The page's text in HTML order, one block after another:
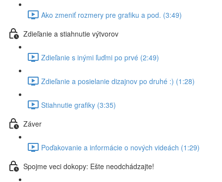
Ako zmeniť rozmery pre grafiku a pod. (3:49)
Zdieľanie a stiahnutie výtvorov
Zdieľanie s inými ľuďmi po prvé (2:49)
Zdieľanie a posielanie dizajnov po druhé :) (1:28)
Stiahnutie grafiky (3:35)
Záver
Poďakovanie a informácie o nových videách (1:29)
Spojme veci dokopy: Ešte neodchádzajte!